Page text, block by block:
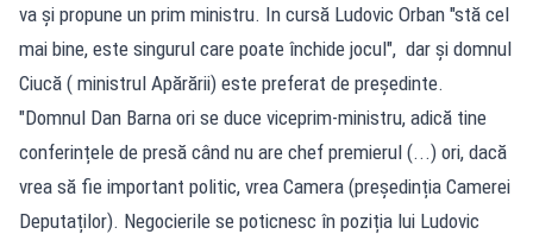
va și propune un prim ministru. In cursă Ludovic Orban "stă cel
mai bine, este singurul care poate închide jocul", dar și domnul
Ciucă ( ministrul Apărării) este preferat de președinte.
"Domnul Dan Barna ori se duce viceprim-ministru, adică tine
conferințele de presă când nu are chef premierul (...) ori, dacă
vrea să fie important politic, vrea Camera (președinția Camerei
Deputaților). Negocierile se poticnesc în poziția lui Ludovic